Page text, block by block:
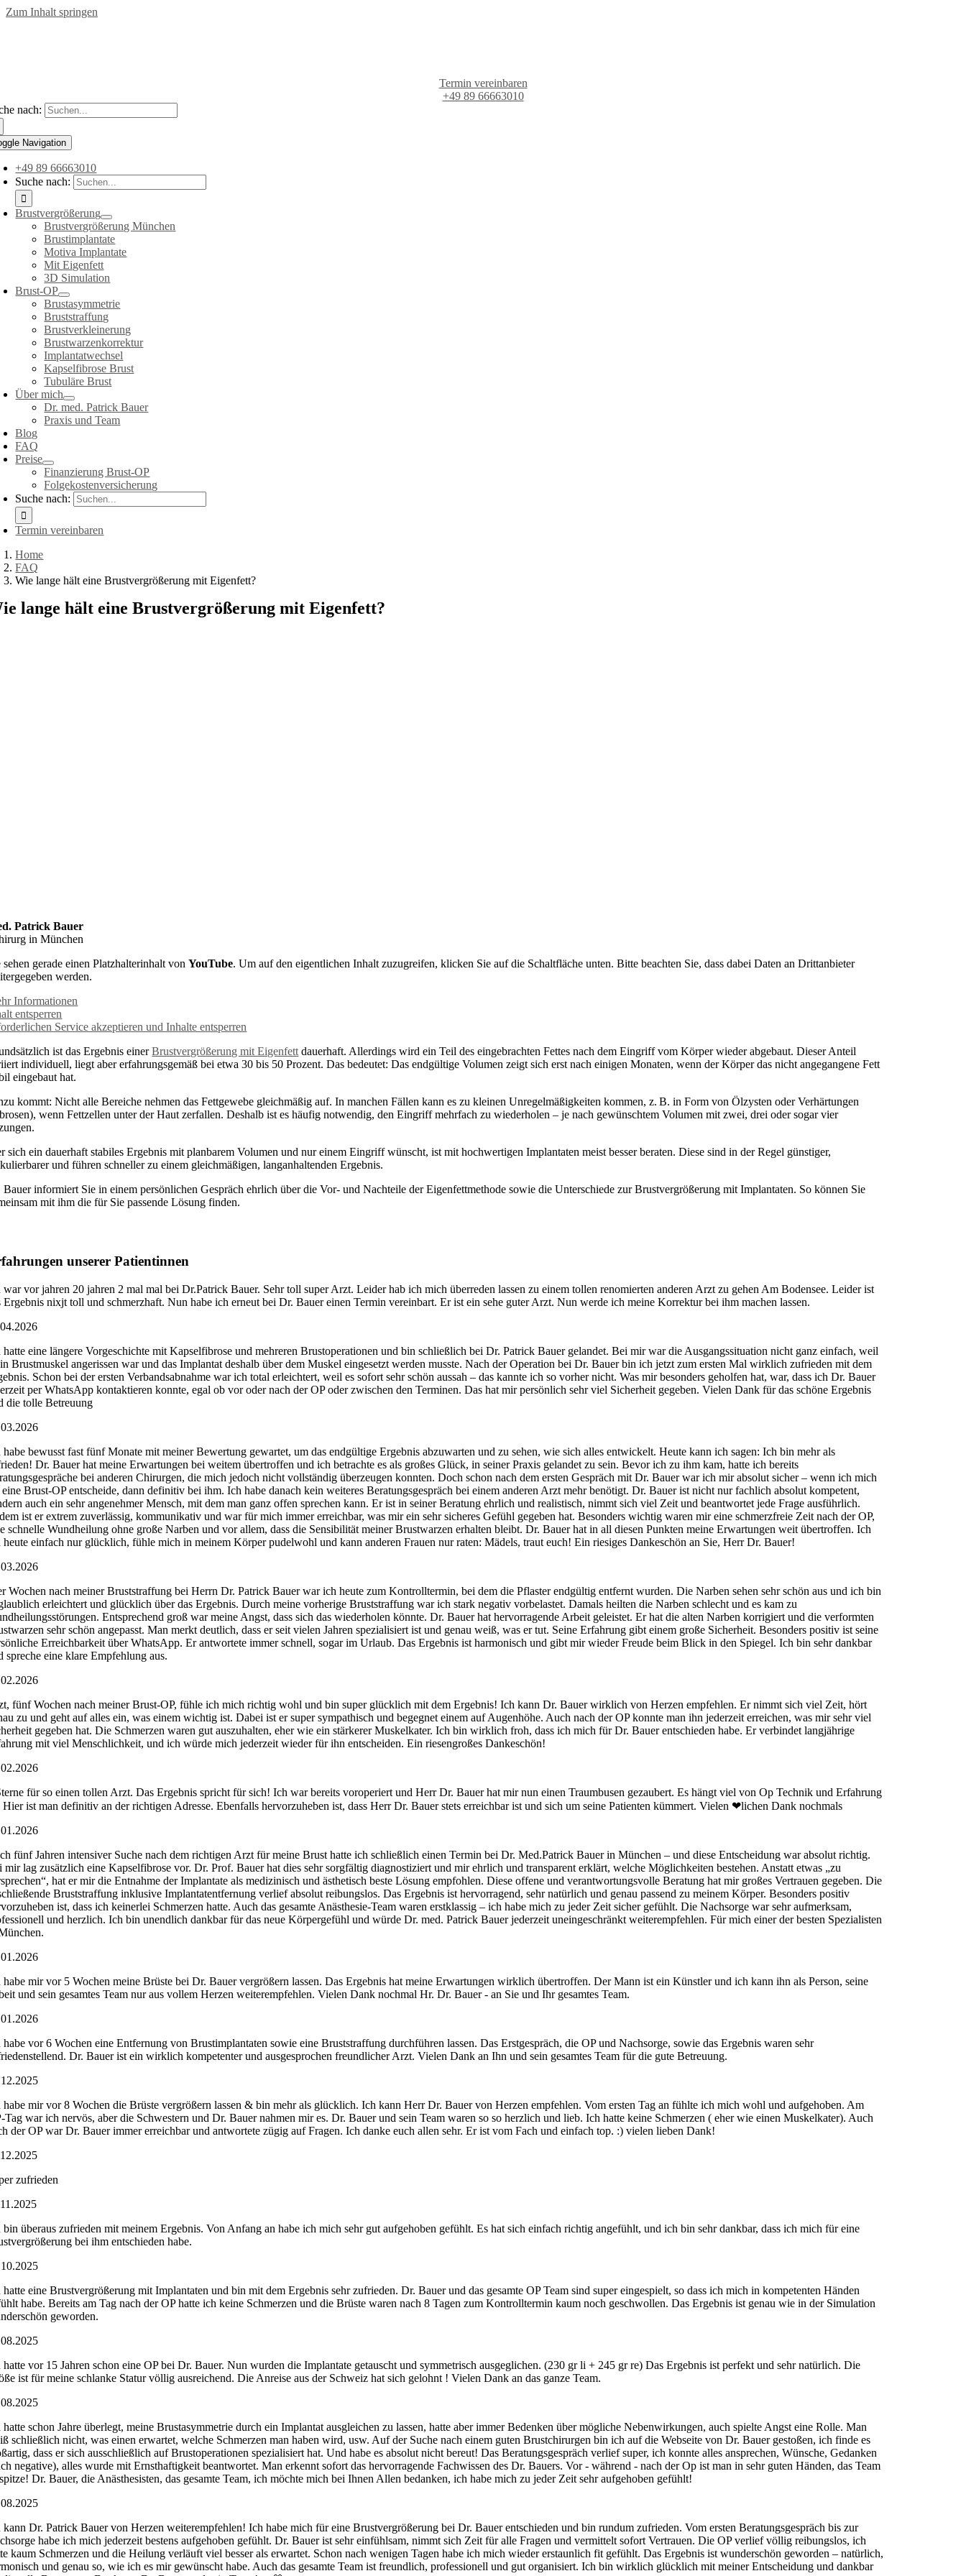
Zum Inhalt springen
Termin vereinbaren
+49 89 66663010
nach:
Navigation
+49 89 66663010
Suche nach:
Brustvergrößerung
Brustvergrößerung München
Brustimplantate
Motiva Implantate
Mit Eigenfett
3D Simulation
Brust-OP
Brustasymmetrie
Bruststraffung
Brustverkleinerung
Brustwarzenkorrektur
Implantatwechsel
Kapselfibrose Brust
Tubuläre Brust
Über mich
Dr. med. Patrick Bauer
Praxis und Team
Blog
FAQ
Preise
Finanzierung Brust-OP
Folgekostenversicherung
Suche nach:
Termin vereinbaren
Home
FAQ
Wie lange hält eine Brustvergrößerung mit Eigenfett?
lange hält eine Brustvergrößerung mit Eigenfett?
Patrick Bauer
in München
sehen gerade einen Platzhalterinhalt vonYouTube. Um auf den eigentlichen Inhalt zuzugreifen, klicken Sie auf die Schaltfläche unten. Bitte beachten Sie, dass dabei Daten an Drittanbieter
werden.
Informationen
entsperren
Service akzeptieren und Inhalte entsperren
ist das Ergebnis einerBrustvergrößerung mit Eigenfett dauerhaft. Allerdings wird ein Teil des eingebrachten Fettes nach dem Eingriff vom Körper wieder abgebaut. Dieser Anteil
individuell, liegt aber erfahrungsgemäß bei etwa 30 bis 50 Prozent. Das bedeutet: Das endgültige Volumen zeigt sich erst nach einigen Monaten, wenn der Körper das nicht angegangene Fett
eingebaut hat.
kommt: Nicht alle Bereiche nehmen das Fettgewebe gleichmäßig auf. In manchen Fällen kann es zu kleinen Unregelmäßigkeiten kommen, z. B. in Form von Ölzysten oder Verhärtungen
wenn Fettzellen unter der Haut zerfallen. Deshalb ist es häufig notwendig, den Eingriff mehrfach zu wiederholen – je nach gewünschtem Volumen mit zwei, drei oder sogar vier
sich ein dauerhaft stabiles Ergebnis mit planbarem Volumen und nur einem Eingriff wünscht, ist mit hochwertigen Implantaten meist besser beraten. Diese sind in der Regel günstiger,
und führen schneller zu einem gleichmäßigen, langanhaltenden Ergebnis.
Bauer informiert Sie in einem persönlichen Gespräch ehrlich über die Vor- und Nachteile der Eigenfettmethode sowie die Unterschiede zur Brustvergrößerung mit Implantaten. So können Sie
mit ihm die für Sie passende Lösung finden.
unserer Patientinnen
war vor jahren 20 jahren 2 mal mal bei Dr.Patrick Bauer. Sehr toll super Arzt. Leider hab ich mich überreden lassen zu einem tollen renomierten anderen Arzt zu gehen Am Bodensee. Leider ist
Ergebnis nixjt toll und schmerzhaft. Nun habe ich erneut bei Dr. Bauer einen Termin vereinbart. Er ist ein sehe guter Arzt. Nun werde ich meine Korrektur bei ihm machen lassen.
hatte eine längere Vorgeschichte mit Kapselfibrose und mehreren Brustoperationen und bin schließlich bei Dr. Patrick Bauer gelandet. Bei mir war die Ausgangssituation nicht ganz einfach, weil
Brustmuskel angerissen war und das Implantat deshalb über dem Muskel eingesetzt werden musste. Nach der Operation bei Dr. Bauer bin ich jetzt zum ersten Mal wirklich zufrieden mit dem
Schon bei der ersten Verbandsabnahme war ich total erleichtert, weil es sofort sehr schön aussah – das kannte ich so vorher nicht. Was mir besonders geholfen hat, war, dass ich Dr. Bauer
per WhatsApp kontaktieren konnte, egal ob vor oder nach der OP oder zwischen den Terminen. Das hat mir persönlich sehr viel Sicherheit gegeben. Vielen Dank für das schöne Ergebnis
die tolle Betreuung
habe bewusst fast fünf Monate mit meiner Bewertung gewartet, um das endgültige Ergebnis abzuwarten und zu sehen, wie sich alles entwickelt. Heute kann ich sagen: Ich bin mehr als
Dr. Bauer hat meine Erwartungen bei weitem übertroffen und ich betrachte es als großes Glück, in seiner Praxis gelandet zu sein. Bevor ich zu ihm kam, hatte ich bereits
bei anderen Chirurgen, die mich jedoch nicht vollständig überzeugen konnten. Doch schon nach dem ersten Gespräch mit Dr. Bauer war ich mir absolut sicher – wenn ich mich
Brust-OP entscheide, dann definitiv bei ihm. Ich habe danach kein weiteres Beratungsgespräch bei einem anderen Arzt mehr benötigt. Dr. Bauer ist nicht nur fachlich absolut kompetent,
auch ein sehr angenehmer Mensch, mit dem man ganz offen sprechen kann. Er ist in seiner Beratung ehrlich und realistisch, nimmt sich viel Zeit und beantwortet jede Frage ausführlich.
ist er extrem zuverlässig, kommunikativ und war für mich immer erreichbar, was mir ein sehr sicheres Gefühl gegeben hat. Besonders wichtig waren mir eine schmerzfreie Zeit nach der OP,
schnelle Wundheilung ohne große Narben und vor allem, dass die Sensibilität meiner Brustwarzen erhalten bleibt. Dr. Bauer hat in all diesen Punkten meine Erwartungen weit übertroffen. Ich
heute einfach nur glücklich, fühle mich in meinem Körper pudelwohl und kann anderen Frauen nur raten: Mädels, traut euch! Ein riesiges Dankeschön an Sie, Herr Dr. Bauer!
Wochen nach meiner Bruststraffung bei Herrn Dr. Patrick Bauer war ich heute zum Kontrolltermin, bei dem die Pflaster endgültig entfernt wurden. Die Narben sehen sehr schön aus und ich bin
erleichtert und glücklich über das Ergebnis. Durch meine vorherige Bruststraffung war ich stark negativ vorbelastet. Damals heilten die Narben schlecht und es kam zu
Entsprechend groß war meine Angst, dass sich das wiederholen könnte. Dr. Bauer hat hervorragende Arbeit geleistet. Er hat die alten Narben korrigiert und die verformten
sehr schön angepasst. Man merkt deutlich, dass er seit vielen Jahren spezialisiert ist und genau weiß, was er tut. Seine Erfahrung gibt einem große Sicherheit. Besonders positiv ist seine
Erreichbarkeit über WhatsApp. Er antwortete immer schnell, sogar im Urlaub. Das Ergebnis ist harmonisch und gibt mir wieder Freude beim Blick in den Spiegel. Ich bin sehr dankbar
spreche eine klare Empfehlung aus.
fünf Wochen nach meiner Brust-OP, fühle ich mich richtig wohl und bin super glücklich mit dem Ergebnis! Ich kann Dr. Bauer wirklich von Herzen empfehlen. Er nimmt sich viel Zeit, hört
zu und geht auf alles ein, was einem wichtig ist. Dabei ist er super sympathisch und begegnet einem auf Augenhöhe. Auch nach der OP konnte man ihn jederzeit erreichen, was mir sehr viel
gegeben hat. Die Schmerzen waren gut auszuhalten, eher wie ein stärkerer Muskelkater. Ich bin wirklich froh, dass ich mich für Dr. Bauer entschieden habe. Er verbindet langjährige
mit viel Menschlichkeit, und ich würde mich jederzeit wieder für ihn entscheiden. Ein riesengroßes Dankeschön!
für so einen tollen Arzt. Das Ergebnis spricht für sich! Ich war bereits voroperiert und Herr Dr. Bauer hat mir nun einen Traumbusen gezaubert. Es hängt viel von Op Technik und Erfahrung
Hier ist man definitiv an der richtigen Adresse. Ebenfalls hervorzuheben ist, dass Herr Dr. Bauer stets erreichbar ist und sich um seine Patienten kümmert. Vielen ❤lichen Dank nochmals
fünf Jahren intensiver Suche nach dem richtigen Arzt für meine Brust hatte ich schließlich einen Termin bei Dr. Med.Patrick Bauer in München – und diese Entscheidung war absolut richtig.
mir lag zusätzlich eine Kapselfibrose vor. Dr. Prof. Bauer hat dies sehr sorgfältig diagnostiziert und mir ehrlich und transparent erklärt, welche Möglichkeiten bestehen. Anstatt etwas „zu
hat er mir die Entnahme der Implantate als medizinisch und ästhetisch beste Lösung empfohlen. Diese offene und verantwortungsvolle Beratung hat mir großes Vertrauen gegeben. Die
Bruststraffung inklusive Implantatentfernung verlief absolut reibungslos. Das Ergebnis ist hervorragend, sehr natürlich und genau passend zu meinem Körper. Besonders positiv
ist, dass ich keinerlei Schmerzen hatte. Auch das gesamte Anästhesie-Team waren erstklassig – ich habe mich zu jeder Zeit sicher gefühlt. Die Nachsorge war sehr aufmerksam,
und herzlich. Ich bin unendlich dankbar für das neue Körpergefühl und würde Dr. med. Patrick Bauer jederzeit uneingeschränkt weiterempfehlen. Für mich einer der besten Spezialisten
habe mir vor 5 Wochen meine Brüste bei Dr. Bauer vergrößern lassen. Das Ergebnis hat meine Erwartungen wirklich übertroffen. Der Mann ist ein Künstler und ich kann ihn als Person, seine
und sein gesamtes Team nur aus vollem Herzen weiterempfehlen. Vielen Dank nochmal Hr. Dr. Bauer - an Sie und Ihr gesamtes Team.
habe vor 6 Wochen eine Entfernung von Brustimplantaten sowie eine Bruststraffung durchführen lassen. Das Erstgespräch, die OP und Nachsorge, sowie das Ergebnis waren sehr
Dr. Bauer ist ein wirklich kompetenter und ausgesprochen freundlicher Arzt. Vielen Dank an Ihn und sein gesamtes Team für die gute Betreuung.
habe mir vor 8 Wochen die Brüste vergrößern lassen & bin mehr als glücklich. Ich kann Herr Dr. Bauer von Herzen empfehlen. Vom ersten Tag an fühlte ich mich wohl und aufgehoben. Am
Tag war ich nervös, aber die Schwestern und Dr. Bauer nahmen mir es. Dr. Bauer und sein Team waren so so herzlich und lieb. Ich hatte keine Schmerzen ( eher wie einen Muskelkater). Auch
der OP war Dr. Bauer immer erreichbar und antwortete zügig auf Fragen. Ich danke euch allen sehr. Er ist vom Fach und einfach top. :) vielen lieben Dank!
zufrieden
bin überaus zufrieden mit meinem Ergebnis. Von Anfang an habe ich mich sehr gut aufgehoben gefühlt. Es hat sich einfach richtig angefühlt, und ich bin sehr dankbar, dass ich mich für eine
bei ihm entschieden habe.
hatte eine Brustvergrößerung mit Implantaten und bin mit dem Ergebnis sehr zufrieden. Dr. Bauer und das gesamte OP Team sind super eingespielt, so dass ich mich in kompetenten Händen
habe. Bereits am Tag nach der OP hatte ich keine Schmerzen und die Brüste waren nach 8 Tagen zum Kontrolltermin kaum noch geschwollen. Das Ergebnis ist genau wie in der Simulation
geworden.
hatte vor 15 Jahren schon eine OP bei Dr. Bauer. Nun wurden die Implantate getauscht und symmetrisch ausgeglichen. (230 gr li + 245 gr re) Das Ergebnis ist perfekt und sehr natürlich. Die
ist für meine schlanke Statur völlig ausreichend. Die Anreise aus der Schweiz hat sich gelohnt ! Vielen Dank an das ganze Team.
hatte schon Jahre überlegt, meine Brustasymmetrie durch ein Implantat ausgleichen zu lassen, hatte aber immer Bedenken über mögliche Nebenwirkungen, auch spielte Angst eine Rolle. Man
schließlich nicht, was einen erwartet, welche Schmerzen man haben wird, usw. Auf der Suche nach einem guten Brustchirurgen bin ich auf die Webseite von Dr. Bauer gestoßen, ich finde es
dass er sich ausschließlich auf Brustoperationen spezialisiert hat. Und habe es absolut nicht bereut! Das Beratungsgespräch verlief super, ich konnte alles ansprechen, Wünsche, Gedanken
negative), alles wurde mit Ernsthaftigkeit beantwortet. Man erkennt sofort das hervorragende Fachwissen des Dr. Bauers. Vor - während - nach der Op ist man in sehr guten Händen, das Team
Dr. Bauer, die Anästhesisten, das gesamte Team, ich möchte mich bei Ihnen Allen bedanken, ich habe mich zu jeder Zeit sehr aufgehoben gefühlt!
kann Dr. Patrick Bauer von Herzen weiterempfehlen! Ich habe mich für eine Brustvergrößerung bei Dr. Bauer entschieden und bin rundum zufrieden. Vom ersten Beratungsgespräch bis zur
habe ich mich jederzeit bestens aufgehoben gefühlt. Dr. Bauer ist sehr einfühlsam, nimmt sich Zeit für alle Fragen und vermittelt sofort Vertrauen. Die OP verlief völlig reibungslos, ich
kaum Schmerzen und die Heilung verläuft viel besser als erwartet. Schon nach wenigen Tagen habe ich mich wieder erstaunlich fit gefühlt. Das Ergebnis ist wunderschön geworden – natürlich,
und genau so, wie ich es mir gewünscht habe. Auch das gesamte Team ist freundlich, professionell und gut organisiert. Ich bin wirklich glücklich mit meiner Entscheidung und dankbar